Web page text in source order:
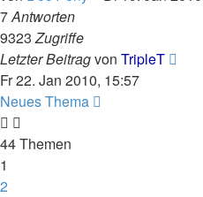
7Antworten
9323Zugriffe
Letzter Beitragvon TripleT
Fr 22. Jan 2010, 15:57
Neues Thema
44 Themen
1
2